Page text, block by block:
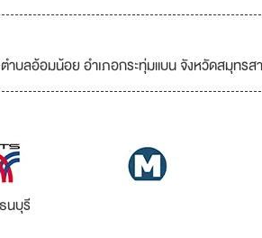
บลอ้อมน้อย อำเภอกระทุ่มแบน จังหวัดสมุทรส
นบุรี